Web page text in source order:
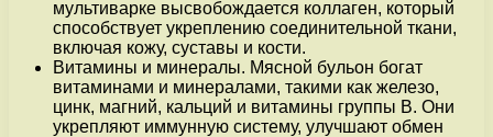
мультиварке высвобождается коллаген, который
способствует укреплению соединительной ткани,
включая кожу, суставы и кости.
Витамины и минералы. Мясной бульон богат
витаминами и минералами, такими как железо,
цинк, магний, кальций и витамины группы B. Они
укрепляют иммунную систему, улучшают обмен